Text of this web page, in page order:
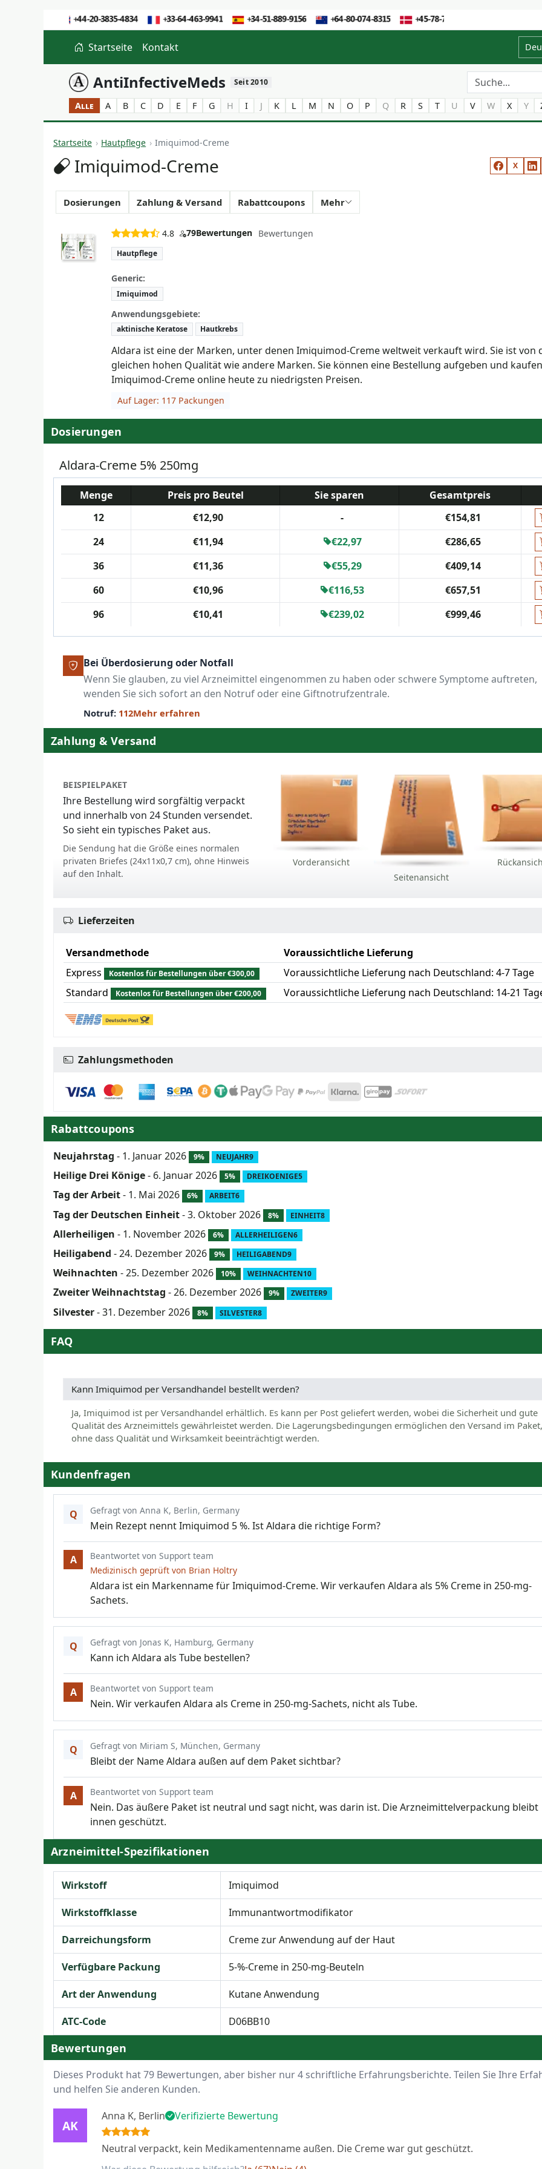
Startseite Kontakt
AntiInfectiveMeds Seit 2010
Alle A B C D E F G H I J K L M N O P Q R S T U V W X Y
Startseite Hautpflege Imiquimod-Creme
Imiquimod-Creme X
Dosierungen Zahlung & Versand Rabattcoupons Mehr
4.8 79Bewertungen Bewertungen
Hautpflege
Generic:
Imiquimod
Anwendungsgebiete:
aktinische Keratose Hautkrebs
Aldara ist eine der Marken, unter denen Imiquimod-Creme weltweit verkauft wird. Sie ist von
gleichen hohen Qualität wie andere Marken. Sie können eine Bestellung aufgeben und kaufen
Imiquimod-Creme online heute zu niedrigsten Preisen.
Auf Lager: 117 Packungen
Dosierungen
Aldara-Creme 5% 250mg
Menge Preis pro Beutel Sie sparen
Gesamtpreis
12
€12,90 -
€154,81
24
€11,94 €22,97
€286,65
36
€11,36 €55,29
€409,14
60
€10,96 €116,53
€657,51
96
€10,41 €239,02 €999,46
Bei Überdosierung oder Notfall
Wenn Sie glauben, zu viel Arzneimittel eingenommen zu haben oder schwere Symptome auftreten,
wenden Sie sich sofort an den Notruf oder eine Giftnotrufzentrale.
Notruf: 112Mehr erfahren
Zahlung & Versand
BEISPIELPAKET
Ihre Bestellung wird sorgfältig verpackt
und innerhalb von 24 Stunden versendet.
So sieht ein typisches Paket aus.
Die Sendung hat die Größe eines normalen
privaten Briefes (24x11x0,7 cm), ohne Hinweis
auf den Inhalt.
Vorderansicht
Seitenansicht
Lieferzeiten
Versandmethode
Voraussichtliche Lieferung
Express
Kostenlos für Bestellungen über €300,00
Voraussichtliche Lieferung nach Deutschland: 4-7 Tage
Standard
Kostenlos für Bestellungen über €200,00 Voraussichtliche Lieferung nach Deutschland: 14-21
Zahlungsmethoden
Rabattcoupons
Neujahrstag - 1. Januar 2026 9% NEUJAHR9
Heilige Drei Könige- 6. Januar 2026 5% DREIKOENIGE5
Tag der Arbeit- 1. Mai 2026 6% ARBEIT6
Tag der Deutschen Einheit- 3. Oktober 2026 8% EINHEIT8
Allerheiligen - 1. November 2026 6% ALLERHEILIGEN6
Heiligabend - 24. Dezember 2026 9% HEILIGABEND9
Weihnachten - 25. Dezember 2026 10% WEIHNACHTEN10
Zweiter Weihnachtstag - 26. Dezember 2026 9% ZWEITER9
Silvester- 31. Dezember 2026 8% SILVESTER8
FAQ
Kann Imiquimod per Versandhandel bestellt werden?
Ja, Imiquimod ist per Versandhandel erhältlich. Es kann per Post geliefert werden, wobei die Sicherheit und gute
Qualität des Arzneimittels gewährleistet werden. Die Lagerungsbedingungen ermöglichen den Versand im
ohne dass Qualität und Wirksamkeit beeinträchtigt werden.
Kundenfragen
Q Gefragt von Anna K, Berlin, Germany
Mein Rezept nennt Imiquimod 5 %. Ist Aldara die richtige Form?
A
Beantwortet von Support team
Medizinisch geprüft von Brian Holtry
Aldara ist ein Markenname für Imiquimod-Creme. Wir verkaufen Aldara als 5% Creme in 250-mg-
Sachets.
Q Gefragt von Jonas K, Hamburg, Germany
Kann ich Aldara als Tube bestellen?
A Beantwortet von Support team
Nein. Wir verkaufen Aldara als Creme in 250-mg-Sachets, nicht als Tube.
Q Gefragt von Miriam S, München, Germany
Bleibt der Name Aldara außen auf dem Paket sichtbar?
A Beantwortet von Support team
Nein. Das äußere Paket ist neutral und sagt nicht, was darin ist. Die Arzneimittelverpackung bleibt
innen geschützt.
Arzneimittel-Spezifikationen
Wirkstoff Imiquimod
Wirkstoffklasse Immunantwortmodifikator
Darreichungsform Creme zur Anwendung auf der Haut
Verfügbare Packung 5-%-Creme in 250-mg-Beuteln
Art der Anwendung Kutane Anwendung
ATC-Code D06BB10
Bewertungen
Dieses Produkt hat 79 Bewertungen, aber bisher nur 4 schriftliche Erfahrungsberichte. Teilen Sie Ihre
und helfen Sie anderen Kunden.
AK
Anna K, Berlin Verifizierte Bewertung
Neutral verpackt, kein Medikamentenname außen. Die Creme war gut geschützt.